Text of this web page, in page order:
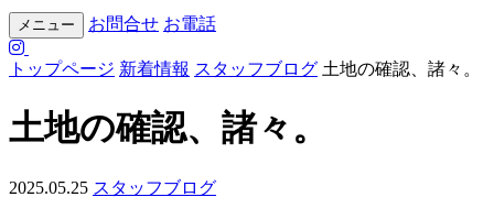
メニュー お問合せ お電話
トップページ 新着情報 スタッフブログ 土地の確認、諸々。
土地の確認、諸々。
2025.05.25 スタッフブログ